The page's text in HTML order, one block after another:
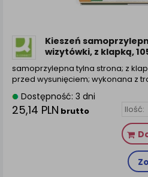
Kieszeń
wizytówki, z klapką,
samoprzylepna tylna strona; z
przed wysunięciem; wykonana z
Dostępność: 3 dni
25,14 PLN brutto